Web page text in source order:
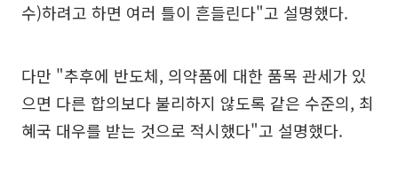
수)하려고 하면 여러 틀이 흔들린다"고 설명했다.
다만 "추후에 반도체, 의약품에 대한 품목 관세가 있
으면 다른 합의보다 불리하지 않도록 같은 수준의, 최
혜국 대우를 받는 것으로 적시했다"고 설명했다.